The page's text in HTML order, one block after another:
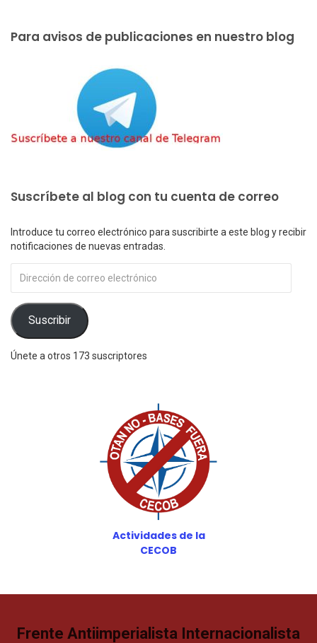
Para avisos de publicaciones en nuestro blog
Suscríbete al blog con tu cuenta de correo
Introduce tu correo electrónico para suscribirte a este blog y recibir
notificaciones de nuevas entradas.
de
correo
electrónico
Suscribir
Únete a otros 173 suscriptores
Actividades de la
CECOB
Frente Antiimperialista Internacionalista